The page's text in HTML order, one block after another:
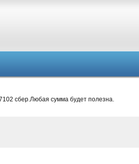
сбер.Любая сумма будет полезна.